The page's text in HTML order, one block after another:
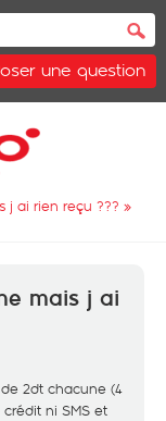
une question
j ai rien reçu ??? »
mais j ai
2dt chacune (4
ni SMS et